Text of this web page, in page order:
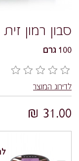
סבון רמון
100 גרם
לדירוג המוצר
31.00 ₪